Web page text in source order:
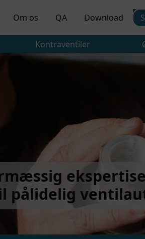
Om os QA Download
Kontraventiler
pålidelig